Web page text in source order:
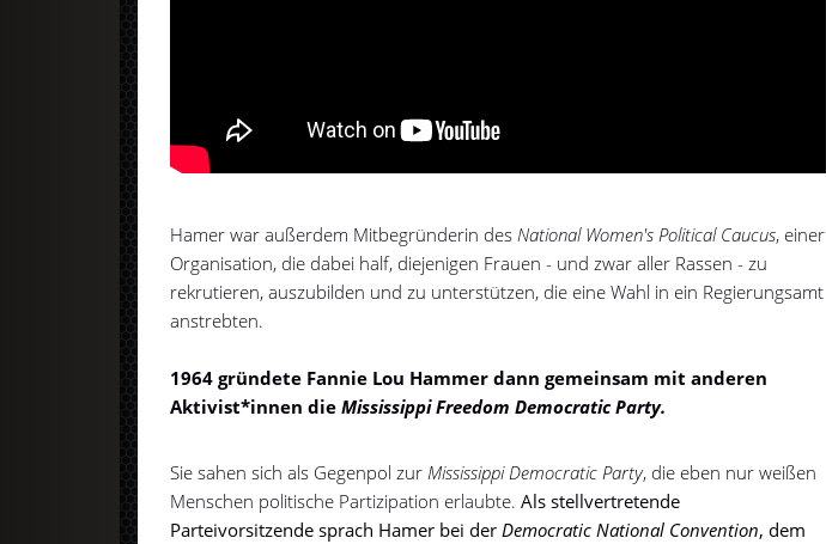
Hamer war außerdem Mitbegründerin des National Women's Political Caucus, einer
Organisation, die dabei half, diejenigen Frauen - und zwar aller Rassen - zu
rekrutieren, auszubilden und zu unterstützen, die eine Wahl in ein Regierungsamt
anstrebten.
1964 gründete Fannie Lou Hammer dann gemeinsam mit anderen
Aktivist*innen dieMississippi Freedom Democratic Party.
Sie sahen sich als Gegenpol zurMississippi Democratic Party, die eben nur weißen
Menschen politische Partizipation erlaubte.Als stellvertretende
Parteivorsitzende sprach Hamer bei derDemocratic National Convention, dem